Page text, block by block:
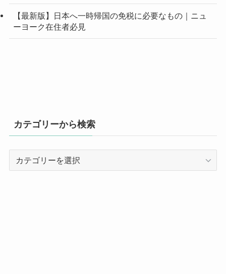
【最新版】日本へ一時帰国の免税に必要なもの｜ニュ
ーヨーク在住者必見
カテゴリーから検索